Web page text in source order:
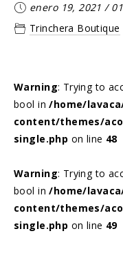
enero 19, 2021 /
Trinchera Boutique
Warning: Trying to
bool in/home/
content/themes/
single.php on line 48
Warning: Trying to
bool in/home/
content/themes/
single.php on line 49